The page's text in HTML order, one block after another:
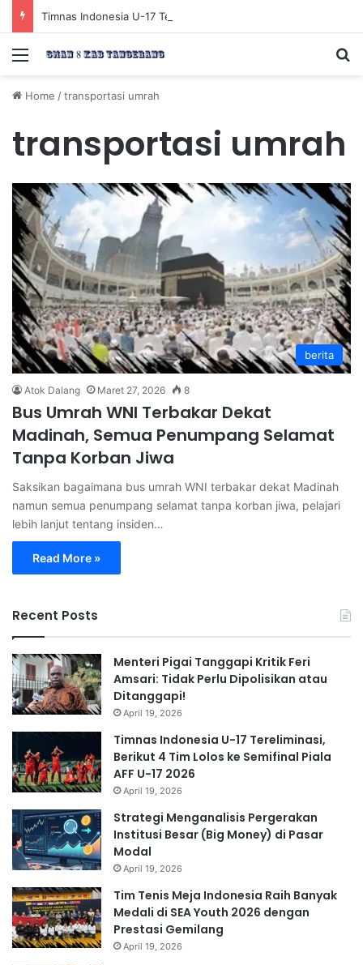
Menu
Home /transportasi umrah
transportasi umrah
berita
Atok Dalang Maret 27, 2026 8
Bus Umrah WNI Terbakar Dekat
Madinah, Semua Penumpang Selamat
Tanpa Korban Jiwa
Saksikan bagaimana bus umrah WNI terbakar dekat Madinah
namun semua penumpang selamat tanpa korban jiwa, pelajari
lebih lanjut tentang insiden…
Read More »
Recent Posts
Menteri Pigai Tanggapi Kritik Feri
Amsari: Tidak Perlu Dipolisikan atau
Ditanggapi!
April 19, 2026
Timnas Indonesia U-17 Tereliminasi,
Berikut 4 Tim Lolos ke Semifinal Piala
AFF U-17 2026
April 19, 2026
Strategi Menganalisis Pergerakan
Institusi Besar (Big Money) di Pasar
Modal
April 19, 2026
Tim Tenis Meja Indonesia Raih Banyak
Medali di SEA Youth 2026 dengan
Prestasi Gemilang
April 19, 2026